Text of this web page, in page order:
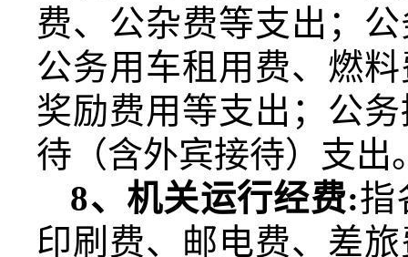
费、公杂费等支出；
公务用车租用费、燃
奖励费用等支出；公
待（含外宾接待）支出
8、机关运行经费:指
印刷费、邮电费、差